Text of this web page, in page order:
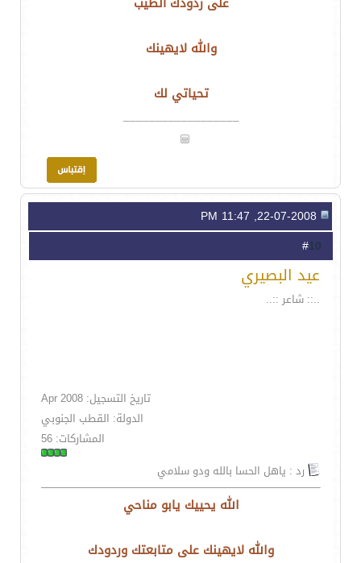
والله لايهينك
تحياتي لك
__________________
10
عيد البصيري
..:: شاعر ::..
تاريخ التسجيل: Apr 2008
الدولة: القطب الجنوبي
المشاركات: 56
رد : ياهل الحسا بالله ودو سلامي
الله يحييك يابو مناحي
والله لايهينك على متابعتك وردودك